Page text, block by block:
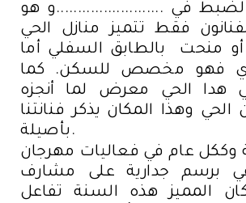
في .........................و هو
فقط تتميز منازل الحي
منحت بالطابق السفلي أما
فهو مخصص للسكن. كما
هدا الحي معرض لما أنجزه
الحي وهذا المكان يذكر فنانتنا
بأصيلة.
وككل عام في فعاليات مهرجان
برسم جدارية على مشارف
المميز هذه السنة تفاعل